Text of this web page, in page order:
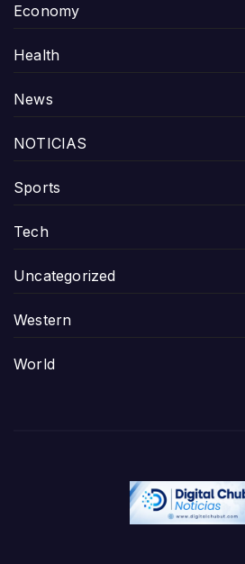
Economy
Health
News
NOTICIAS
Sports
Tech
Uncategorized
Western
World